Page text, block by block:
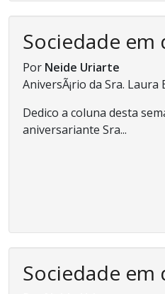
Sociedade em
Por Neide Uriarte
AniversÃ¡rio da Sra.
Dedico a coluna desta
aniversariante Sra...
Sociedade em